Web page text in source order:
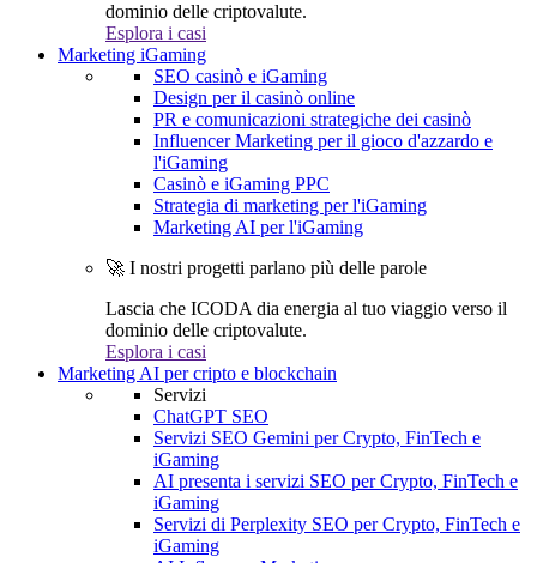
dominio delle criptovalute.
Esplora i casi
Marketing iGaming
SEO casinò e iGaming
Design per il casinò online
PR e comunicazioni strategiche dei casinò
Influencer Marketing per il gioco d'azzardo e
l'iGaming
Casinò e iGaming PPC
Strategia di marketing per l'iGaming
Marketing AI per l'iGaming
🚀 I nostri progetti parlano più delle parole
Lascia che ICODA dia energia al tuo viaggio verso il
dominio delle criptovalute.
Esplora i casi
Marketing AI per cripto e blockchain
Servizi
ChatGPT SEO
Servizi SEO Gemini per Crypto, FinTech e
iGaming
AI presenta i servizi SEO per Crypto, FinTech e
iGaming
Servizi di Perplexity SEO per Crypto, FinTech e
iGaming